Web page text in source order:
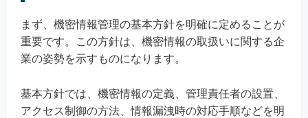
まず、機密情報管理の基本方針を明確に定めることが
重要です。この方針は、機密情報の取扱いに関する企
業の姿勢を示すものになります。
基本方針では、機密情報の定義、管理責任者の設置、
アクセス制御の方法、情報漏洩時の対応手順などを明